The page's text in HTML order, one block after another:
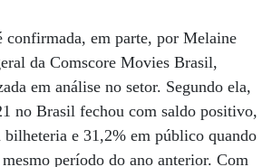
confirmada, em parte, por Melaine
da Comscore Movies Brasil,
em análise no setor. Segundo ela,
no Brasil fechou com saldo positivo,
bilheteria e 31,2% em público quando
período do ano anterior. Com